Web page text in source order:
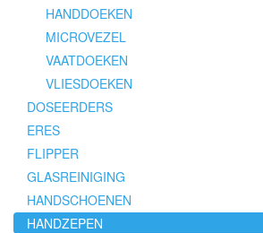
HANDDOEKEN
MICROVEZEL
VAATDOEKEN
VLIESDOEKEN
DOSEERDERS
ERES
FLIPPER
GLASREINIGING
HANDSCHOENEN
HANDZEPEN